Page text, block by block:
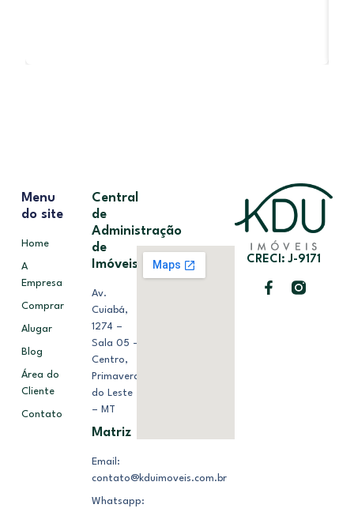
CRECI: J-9171
Menu
do site
Home
A
Empresa
Comprar
Alugar
Blog
Área do
Cliente
Contato
Central
de
Administração
de
Imóveis
Av.
Cuiabá,
1274 –
Sala 05 –
Centro,
Primavera
do Leste
– MT
Matriz
Email:
contato@kduimoveis.com.br
Whatsapp: